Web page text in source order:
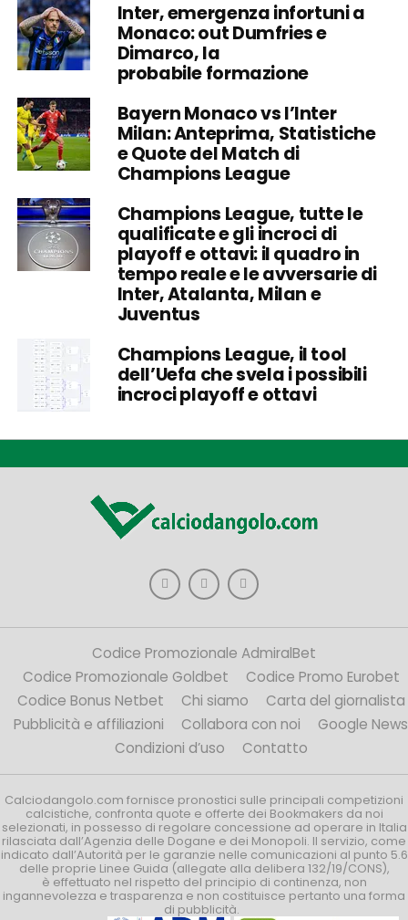
Inter, emergenza infortuni a
Monaco: out Dumfries e
Dimarco, la
probabile formazione
Bayern Monaco vs l’Inter
Milan: Anteprima, Statistiche
e Quote del Match di
Champions League
Champions League, tutte le
qualificate e gli incroci di
playoff e ottavi: il quadro in
tempo reale e le avversarie di
Inter, Atalanta, Milan e
Juventus
Champions League, il tool
dell’Uefa che svela i possibili
incroci playoff e ottavi
Codice Promozionale AdmiralBet
Codice Promozionale Goldbet
Codice Promo Eurobet
Codice Bonus Netbet
Chi siamo
Carta del giornalista
Pubblicità e affiliazioni
Collabora con noi
Google News
Condizioni d’uso
Contatto
Calciodangolo.com fornisce pronostici sulle principali competizioni
calcistiche, confronta quote e offerte dei Bookmakers da noi
selezionati, in possesso di regolare concessione ad operare in Italia
rilasciata dall’Agenzia delle Dogane e dei Monopoli. Il servizio, come
indicato dall’Autorità per le garanzie nelle comunicazioni al punto 5.6
delle proprie Linee Guida (allegate alla delibera 132/19/CONS),
è effettuato nel rispetto del principio di continenza, non
ingannevolezza e trasparenza e non costituisce pertanto una forma
di pubblicità.